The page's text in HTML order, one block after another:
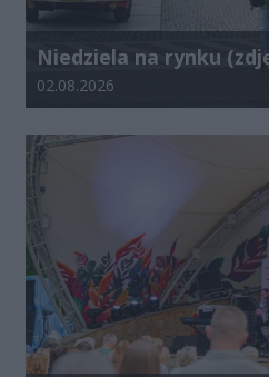
Niedziela na rynku
Data dodania galerii:
02.08.2026